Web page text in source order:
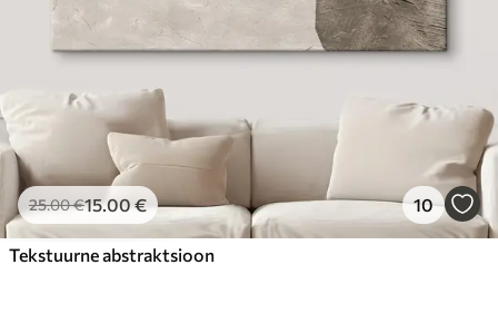
25.00€15.00€ 10
Tekstuurne abstraktsioon